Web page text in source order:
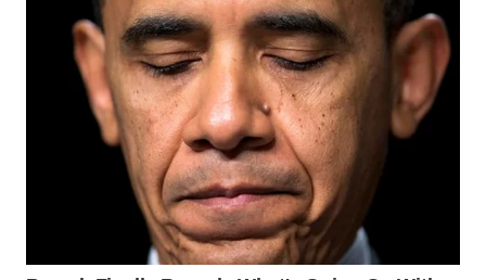
SUKABUMI
WN
PURWAKARTA
WN